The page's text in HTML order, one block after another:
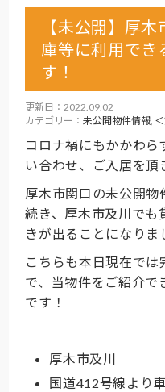
【未公開】厚
庫等に利用でき
す！
更新日：2022.09.02
カテゴリー：未公開物件情報,
コロナ禍にもかかわ
い合わせ、ご入居を頂
厚木市関口の未公開物
続き、厚木市及川でも
きが出ることになりま
こちらも本日現在で
で、当物件をご紹介で
です！
厚木市及川
国道412号線より